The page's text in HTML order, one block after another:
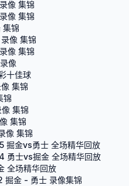
像 集锦
像 集锦
集锦
像 集锦
像 集锦
像
十佳球
集锦
锦
集锦
集锦
像 集锦
掘金vs勇士 全场精华回放
勇士vs掘金 全场精华回放
全场精华回放
掘金 - 勇士 录像集锦